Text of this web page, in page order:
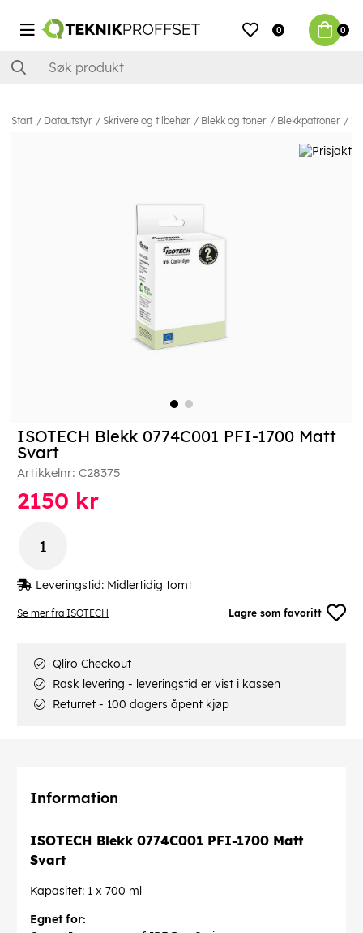
0 0
Start Datautstyr Skrivere og tilbehør Blekk og toner Blekkpatroner
Se mer fra ISOTECH Lagre som favoritt
ISOTECH Blekk 0774C001 PFI-1700 Matt
Svart
Artikkelnr: C28375
2150 kr
Leveringstid: Midlertidig tomt
Qliro Checkout
Rask levering - leveringstid er vist i kassen
Returret - 100 dagers åpent kjøp
Information
ISOTECH Blekk 0774C001 PFI-1700 Matt
Svart
Kapasitet: 1 x 700 ml
Egnet for: